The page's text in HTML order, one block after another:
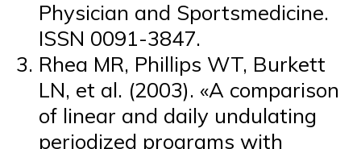
Physician and Sportsmedicine.
ISSN 0091-3847.
Rhea MR, Phillips WT, Burkett
LN, et al. (2003). «A comparison
of linear and daily undulating
periodized programs with